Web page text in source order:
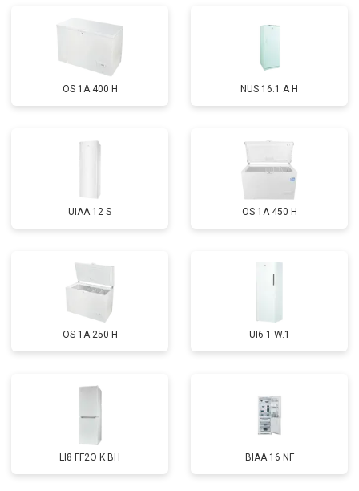
OS 1A 400 H NUS 16.1 A H
UIAA 12 S OS 1A 450 H
OS 1A 250 H UI6 1 W.1
LI8 FF2O K BH BIAA 16 NF